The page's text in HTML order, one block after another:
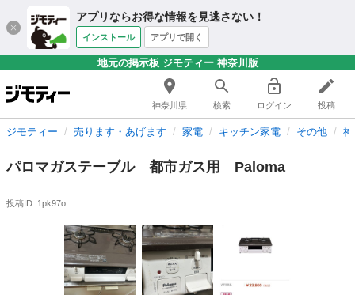
アプリならお得な情報を見逃さない！
インストール アプリで開く
地元の掲示板 ジモティー 神奈川版
神奈川県 検索 ログイン 投稿
ジモティー 売ります・あげます 家電 キッチン家電 その他
パロマガステーブル 都市ガス用 Paloma
投稿ID: 1pk97o